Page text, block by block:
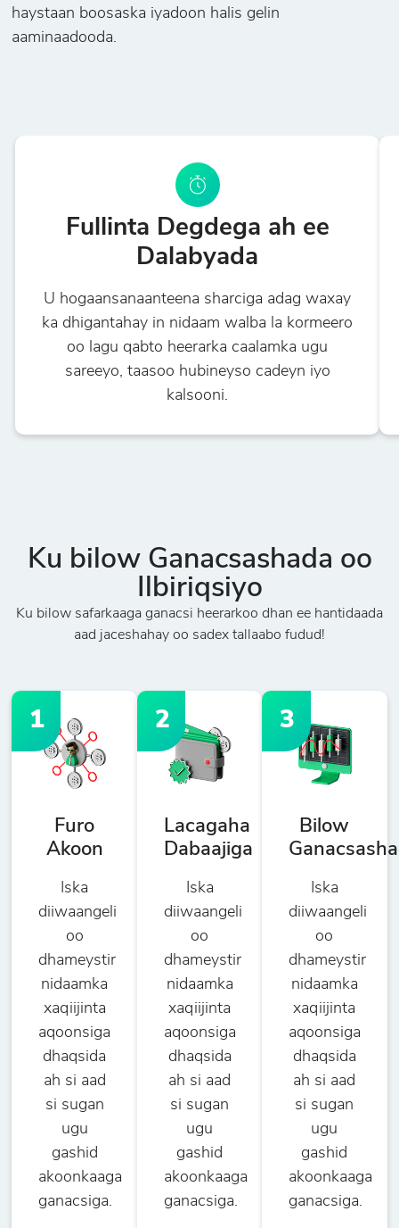
haystaan boosaska iyadoon halis gelin
aaminaadooda.
Fullinta Degdega ah ee
Dalabyada
U hogaansanaanteena sharciga adag waxay
ka dhigantahay in nidaam walba la kormeero
oo lagu qabto heerarka caalamka ugu
sareeyo, taasoo hubineyso cadeyn iyo
kalsooni.
Ku bilow Ganacsashada oo
Ilbiriqsiyo
Ku bilow safarkaaga ganacsi heerarkoo dhan ee hantidaada
aad jaceshahay oo sadex tallaabo fudud!
1
Furo
Akoon
Iska
diiwaangeli
oo
dhameystir
nidaamka
xaqiijinta
aqoonsiga
dhaqsida
ah si aad
si sugan
ugu
gashid
akoonkaaga
ganacsiga.
2
Lacagaha
Dabaajiga
Iska
diiwaangeli
oo
dhameystir
nidaamka
xaqiijinta
aqoonsiga
dhaqsida
ah si aad
si sugan
ugu
gashid
akoonkaaga
ganacsiga.
3
Bilow
Iska
diiwaangeli
oo
dhameystir
nidaamka
xaqiijinta
aqoonsiga
dhaqsida
ah si aad
si sugan
ugu
gashid
akoonkaaga
ganacsiga.